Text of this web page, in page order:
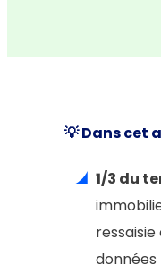
💡 Dans cet
1/3 du
données